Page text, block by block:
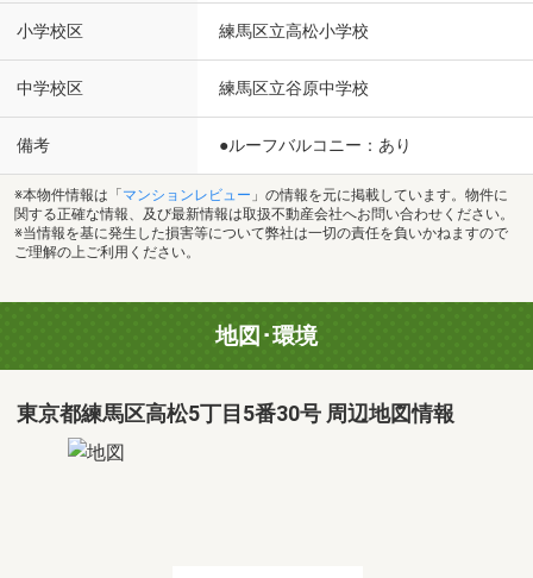
小学校区 練馬区立高松小学校
中学校区 練馬区立谷原中学校
備考 ●ルーフバルコニー：あり
※本物件情報は「 マンションレビュー 」の情報を元に掲載しています。物件に
関する正確な情報、及び最新情報は取扱不動産会社へお問い合わせください。
※当情報を基に発生した損害等について弊社は一切の責任を負いかねますので
ご理解の上ご利用ください。
地図･環境
東京都練馬区高松5丁目5番30号 周辺地図情報